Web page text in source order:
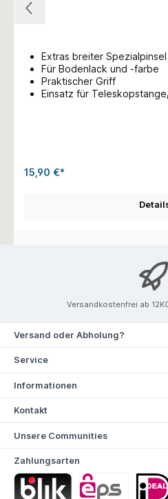
Extras breiter Spezialpinsel
Für Bodenlack und -farbe
Praktischer Griff
Einsatz für
15,90 €*
Versandkostenfrei ab
Versand oder Abholung?
Service
Informationen
Kontakt
Unsere Communities
Zahlungsarten